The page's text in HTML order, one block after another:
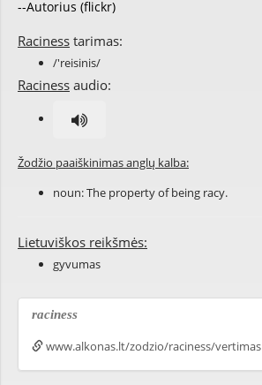
--Autorius (flickr)
Raciness tarimas:
/'reisinis/
Raciness audio:
Žodžio paaiškinimas anglų kalba:
noun: The property of being racy.
Lietuviškos reikšmės:
gyvumas
raciness
www.alkonas.lt/zodzio/raciness/vertimas